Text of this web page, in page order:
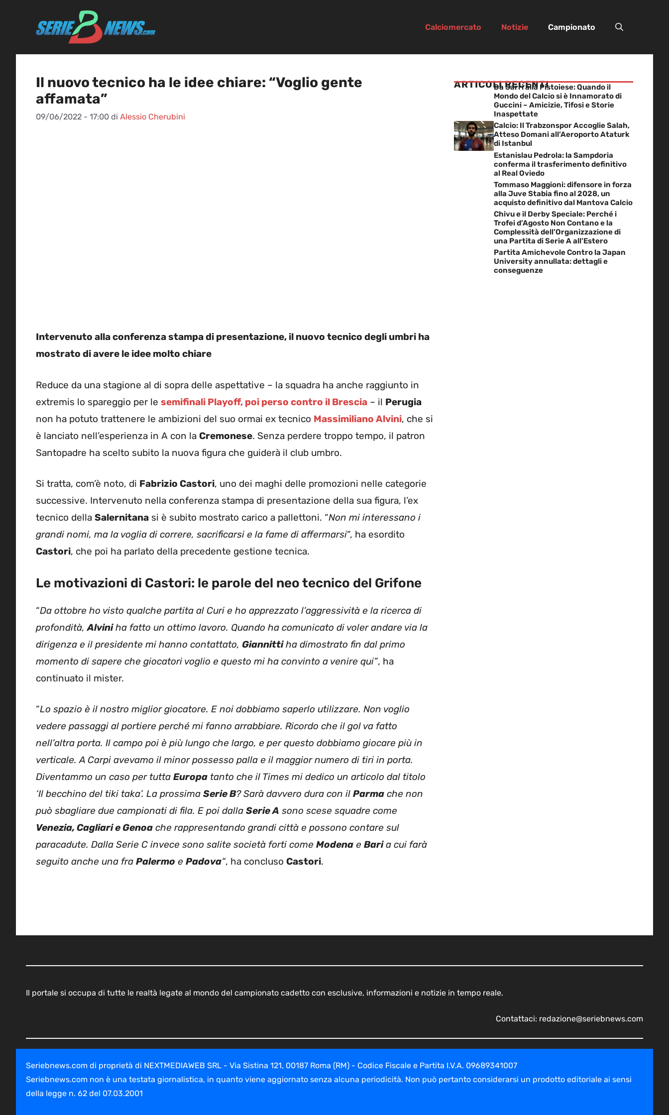
Calciomercato Notizie Campionato
Il nuovo tecnico ha le idee chiare: “Voglio gente
affamata”
09/06/2022 - 17:00 di Alessio Cherubini
Intervenuto alla conferenza stampa di presentazione, il nuovo tecnico degli umbri ha
mostrato di avere le idee molto chiare
Reduce da una stagione al di sopra delle aspettative – la squadra ha anche raggiunto in
extremis lo spareggio per le semifinali Playoff, poi perso contro il Brescia – il Perugia
non ha potuto trattenere le ambizioni del suo ormai ex tecnico Massimiliano Alvini, che si
è lanciato nell’esperienza in A con la Cremonese. Senza perdere troppo tempo, il patron
Santopadre ha scelto subito la nuova figura che guiderà il club umbro.
Si tratta, com’è noto, di Fabrizio Castori, uno dei maghi delle promozioni nelle categorie
successive. Intervenuto nella conferenza stampa di presentazione della sua figura, l’ex
tecnico della Salernitana si è subito mostrato carico a pallettoni. “Non mi interessano i
grandi nomi, ma la voglia di correre, sacrificarsi e la fame di affermarsi“, ha esordito
Castori, che poi ha parlato della precedente gestione tecnica.
Le motivazioni di Castori: le parole del neo tecnico del Grifone
“Da ottobre ho visto qualche partita al Curi e ho apprezzato l’aggressività e la ricerca di
profondità,Alviniha fatto un ottimo lavoro. Quando ha comunicato di voler andare via la
dirigenza e il presidente mi hanno contattato, Giannittiha dimostrato fin dal primo
momento di sapere che giocatori voglio e questo mi ha convinto a venire qui”, ha
continuato il mister.
“Lo spazio è il nostro miglior giocatore. E noi dobbiamo saperlo utilizzare. Non voglio
vedere passaggi al portiere perché mi fanno arrabbiare. Ricordo che il gol va fatto
nell’altra porta. Il campo poi è più lungo che largo, e per questo dobbiamo giocare più in
verticale. A Carpi avevamo il minor possesso palla e il maggior numero di tiri in porta.
Diventammo un caso per tutta Europa tanto che il Times mi dedico un articolo dal titolo
‘Il becchino del tiki taka’. La prossima Serie B? Sarà davvero dura con il Parma che non
può sbagliare due campionati di fila. E poi dalla Serie A sono scese squadre come
Venezia, Cagliari e Genoa che rappresentando grandi città e possono contare sul
paracadute. Dalla Serie C invece sono salite società forti come Modena e Baria cui farà
seguito anche una fra Palermo e Padova“, ha concluso Castori.
ARTICOLI RECENTI
Da Sarri alla Pistoiese: Quando il
Mondo del Calcio si è Innamorato di
Guccini – Amicizie, Tifosi e Storie
Inaspettate
Calcio: Il Trabzonspor Accoglie Salah,
Atteso Domani all’Aeroporto Ataturk
di Istanbul
Estanislau Pedrola: la Sampdoria
conferma il trasferimento definitivo
al Real Oviedo
Tommaso Maggioni: difensore in forza
alla Juve Stabia fino al 2028, un
acquisto definitivo dal Mantova Calcio
Chivu e il Derby Speciale: Perché i
Trofei d’Agosto Non Contano e la
Complessità dell’Organizzazione di
una Partita di Serie A all’Estero
Partita Amichevole Contro la Japan
University annullata: dettagli e
conseguenze
Il portale si occupa di tutte le realtà legate al mondo del campionato cadetto con esclusive, informazioni e notizie in tempo reale.
Contattaci: redazione@seriebnews.com
Seriebnews.com di proprietà di NEXTMEDIAWEB SRL - Via Sistina 121, 00187 Roma (RM) - Codice Fiscale e Partita I.V.A. 09689341007
Seriebnews.com non è una testata giornalistica, in quanto viene aggiornato senza alcuna periodicità. Non può pertanto considerarsi un prodotto editoriale ai sensi
della legge n. 62 del 07.03.2001